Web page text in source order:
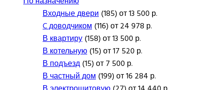
Входные двери(185) от 13 500 р.
C доводчиком(116) от 24 978 р.
В квартиру(158) от 13 500 р.
В котельную(15) от 17 520 р.
В подъезд(15) от 7 500 р.
В частный дом(199) от 16 284 р.